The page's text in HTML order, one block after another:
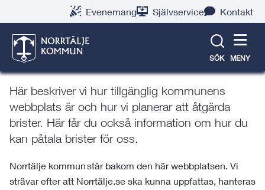
Evenemang Självservice Kontakt
SÖK MENY
Tillgänglighetsredogörelse för
norrtalje.se
Här beskriver vi hur tillgänglig kommunens
webbplats är och hur vi planerar att åtgärda
brister. Här får du också information om hur du
kan påtala brister för oss.
Norrtälje kommun står bakom den här webbplatsen. Vi
strävar efter att Norrtälje.se ska kunna uppfattas, hanteras